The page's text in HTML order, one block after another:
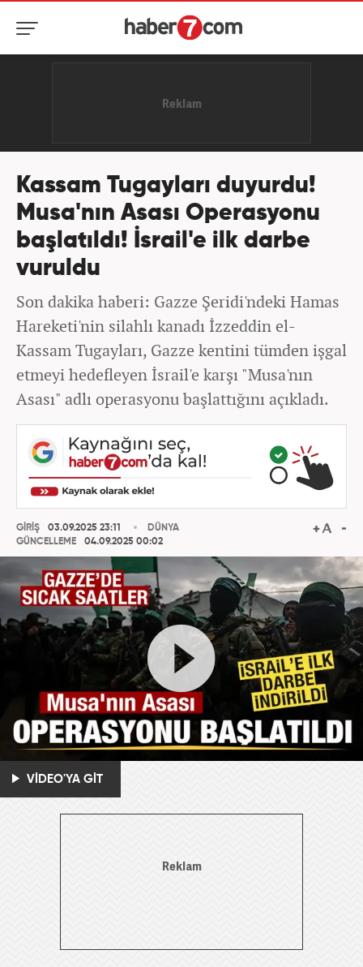
Kassam Tugayları duyurdu!
Musa'nın Asası Operasyonu
başlatıldı! İsrail'e ilk darbe
vuruldu
Son dakika haberi: Gazze Şeridi'ndeki Hamas
Hareketi'nin silahlı kanadı İzzeddin el-
Kassam Tugayları, Gazze kentini tümden işgal
etmeyi hedefleyen İsrail'e karşı "Musa'nın
Asası" adlı operasyonu başlattığını açıkladı.
GİRİŞ
03.09.2025 23:11
GÜNCELLEME
04.09.2025 00:02
DÜNYA
VİDEO'YA GİT